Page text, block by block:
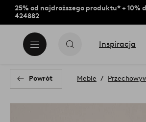
25% od najdroższego produktu* + 10%
424882
Inspiracja
Powrót Meble